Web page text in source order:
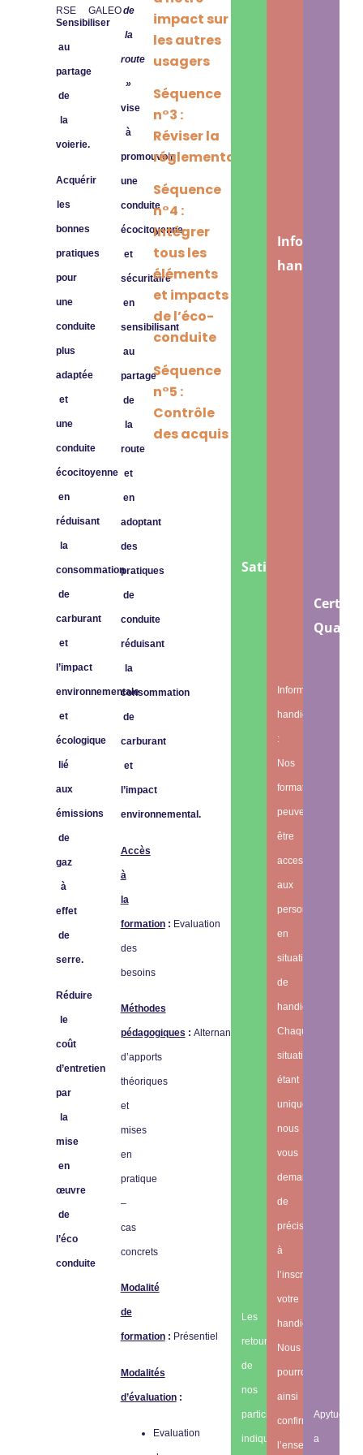
RSE
Sensibiliser
au
partage
de
la
voierie.
Acquérir
les
bonnes
pratiques
pour
une
conduite
plus
adaptée
et
une
conduite
écocitoyenne
en
réduisant
la
consommation
de
carburant
et
l’impact
environnementale
et
écologique
lié
aux
émissions
de
gaz
à
effet
de
serre.
Réduire
le
coût
d’entretien
par
la
mise
en
œuvre
de
l’éco
conduite
GALEOde
la
route
»
vise
à
promouvoir
une
conduite
écocitoyenne
et
sécuritaire
en
sensibilisant
au
partage
de
la
route
et
en
adoptant
des
pratiques
de
conduite
réduisant
la
consommation
de
carburant
et
l’impact
environnemental.
Accès
à
la
formation : Evaluation
des
besoins
Méthodes
pédagogiques : Alternance
d’apports
théoriques
et
mises
en
pratique
–
cas
concrets
Modalité
de
formation : Présentiel
Modalités
d’évaluation :
Evaluation
impact sur
les autres
usagers
Séquence
n°3 :
Réviser la
réglementation
Séquence
n°4 :
Intégrer
tous les
éléments
et impacts
de l’éco-
conduite
Séquence
n°5 :
Contrôle
des acquis
Satisfaction
Les
retours
de
nos
participants
indiquent
Informations
handicap
Informations
handicap
:
Nos
formations
peuvent
être
accessibles
aux
personnes
en
situation
de
handicap.
Chaque
situation
étant
unique,
nous
vous
demandons
de
préciser
à
l’inscription
votre
handicap.
Nous
pourrons
ainsi
confirmer
l’ensemble
Certifié
Apytude
a